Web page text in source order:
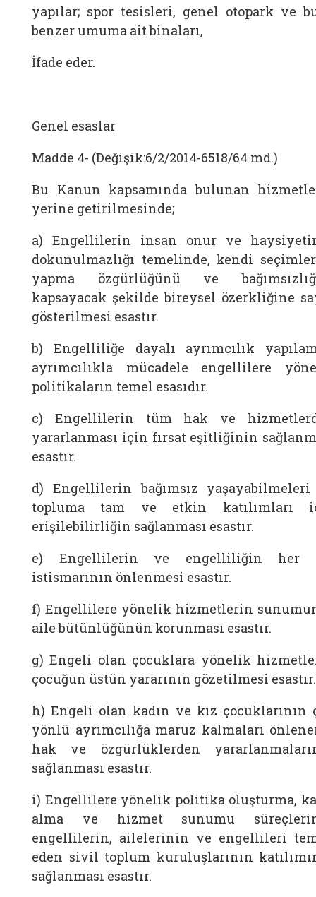
yapılar; spor tesisleri, genel otopark ve
benzer umuma ait binaları,
İfade eder.
Genel esaslar
Madde 4- (Değişik:6/2/2014-6518/64 md.)
Bu Kanun kapsamında bulunan
yerine getirilmesinde;
a) Engellilerin insan onur ve
dokunulmazlığı temelinde, kendi
yapma özgürlüğünü ve
kapsayacak şekilde bireysel özerkliğine
gösterilmesi esastır.
b) Engelliliğe dayalı ayrımcılık
ayrımcılıkla mücadele engellilere
politikaların temel esasıdır.
c) Engellilerin tüm hak ve
yararlanması için fırsat eşitliğinin
esastır.
d) Engellilerin bağımsız
topluma tam ve etkin katılımları
erişilebilirliğin sağlanması esastır.
e) Engellilerin ve engelliliğin her
istismarının önlenmesi esastır.
f) Engellilere yönelik hizmetlerin
aile bütünlüğünün korunması esastır.
g) Engeli olan çocuklara yönelik
çocuğun üstün yararının gözetilmesi esastır.
h) Engeli olan kadın ve kız çocuklarının
yönlü ayrımcılığa maruz kalmaları
hak ve özgürlüklerden
sağlanması esastır.
i) Engellilere yönelik politika oluşturma,
alma ve hizmet sunumu
engellilerin, ailelerinin ve engellileri
eden sivil toplum kuruluşlarının
sağlanması esastır.